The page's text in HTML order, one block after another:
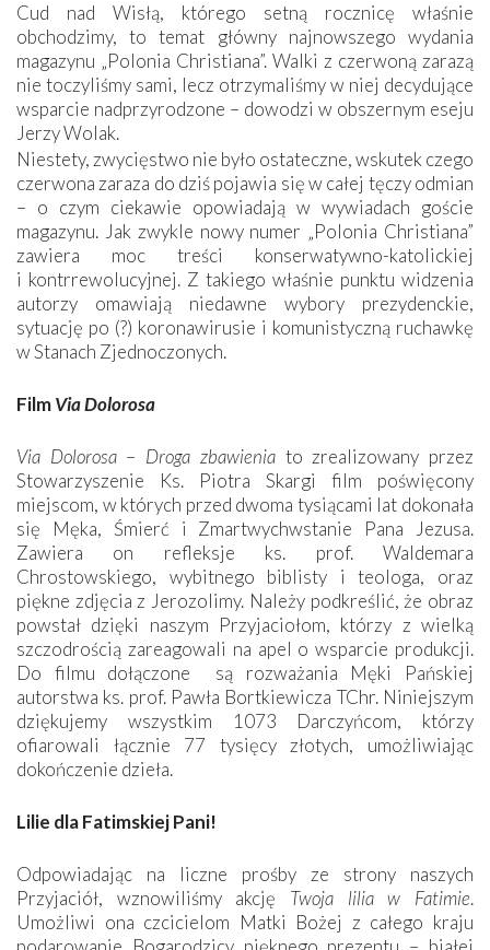
Cud nad Wisłą, którego setną rocznicę właśnie
obchodzimy, to temat główny najnowszego wydania
magazynu „Polonia Christiana”. Walki z czerwoną zarazą
nie toczyliśmy sami, lecz otrzymaliśmy w niej decydujące
wsparcie nadprzyrodzone – dowodzi w obszernym eseju
Jerzy Wolak.
Niestety, zwycięstwo nie było ostateczne, wskutek czego
czerwona zaraza do dziś pojawia się w całej tęczy odmian
– o czym ciekawie opowiadają w wywiadach goście
magazynu. Jak zwykle nowy numer „Polonia Christiana”
zawiera moc treści konserwatywno-katolickiej
i kontrrewolucyjnej. Z takiego właśnie punktu widzenia
autorzy omawiają niedawne wybory prezydenckie,
sytuację po (?) koronawirusie i komunistyczną ruchawkę
w Stanach Zjednoczonych.
FilmVia Dolorosa
Via Dolorosa– Droga zbawieniato zrealizowany przez
Stowarzyszenie Ks. Piotra Skargi film poświęcony
miejscom, w których przed dwoma tysiącami lat dokonała
się Męka, Śmierć i Zmartwychwstanie Pana Jezusa.
Zawiera on refleksje ks. prof. Waldemara
Chrostowskiego, wybitnego biblisty i teologa, oraz
piękne zdjęcia z Jerozolimy. Należy podkreślić, że obraz
powstał dzięki naszym Przyjaciołom, którzy z wielką
szczodrością zareagowali na apel o wsparcie produkcji.
Do filmu dołączone są rozważania Męki Pańskiej
autorstwa ks. prof. Pawła Bortkiewicza TChr. Niniejszym
dziękujemy wszystkim 1073 Darczyńcom, którzy
ofiarowali łącznie 77 tysięcy złotych, umożliwiając
dokończenie dzieła.
Lilie dla Fatimskiej Pani!
Odpowiadając na liczne prośby ze strony naszych
Przyjaciół, wznowiliśmy akcję Twoja lilia w Fatimie.
Umożliwi ona czcicielom Matki Bożej z całego kraju